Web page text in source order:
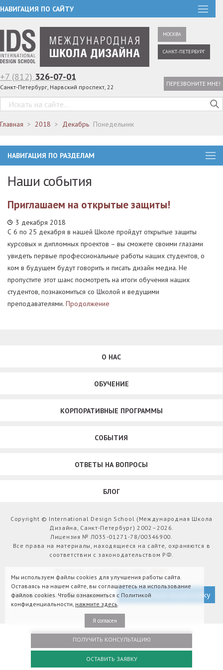
НАВИГАЦИЯ ПО САЙТУ
МОСКВА
САНКТ-ПЕТЕРБУРГ
+7 (812) 326-07-01
Санкт-Петербург, Нарвский проспект, 22 ПЕРЕЗВОНИТЕ МНЕ!
Главная 2018 Декабрь Понедельник
НАВИГАЦИЯ ПО РАЗДЕЛАМ
Наши события
Приглашаем на открытые защиты!
3 декабря 2018
С 6 по 25 декабря в нашей Школе пройдут открытые защиты
курсовых и дипломных проектов – вы сможете своими глазами
увидеть первые профессиональные работы наших студентов, о
ком в будущем будут говорить и писать дизайн медиа. Не
пропустите этот шанс посмотреть на итоги обучения наших
студентов, познакомиться со Школой и ведущими
преподавателями. Продолжение
О НАС
ОБУЧЕНИЕ
КОРПОРАТИВНЫЕ ПРОГРАММЫ
СОБЫТИЯ
ОТВЕТЫ НА ВОПРОСЫ
БЛОГ
Copyright © International Design School (Международная Школа
Дизайна, Санкт-Петербург) 2002–2026.
Лицензия № Л035-01271-78/00346900.
Все права на материалы, находящиеся на сайте, охраняются в
соответствии с законодательством РФ.
Версия для слабовидящих Подписаться на рассылку
ПОЛУЧИТЬ КОНСУЛЬТАЦИЮ
ОСТАВИТЬ ЗАЯВКУ
Мы используем файлы cookies для улучшения работы сайта.
Оставаясь на нашем сайте, вы соглашаетесь на использование
файлов cookies. Чтобы ознакомиться с Политикой
конфиденциальности, нажмите здесь.
Я согласен